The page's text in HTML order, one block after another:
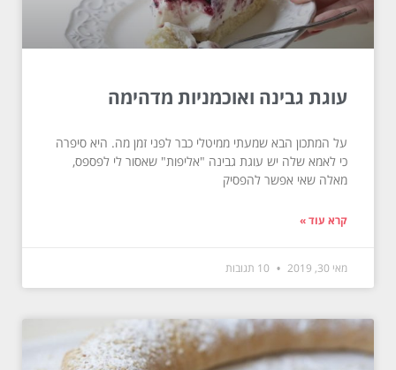
עוגת גבינה ואוכמניות מדהימה
על המתכון הבא שמעתי ממיטלי כבר לפני זמן מה. היא סיפרה
כי לאמא שלה יש עוגת גבינה "אליפות" שאסור לי לפספס,
מאלה שאי אפשר להפסיק
קרא עוד »
מאי 30, 2019